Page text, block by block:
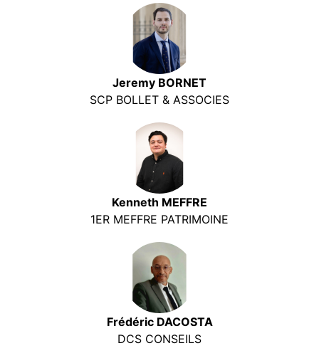
Jeremy BORNET
SCP BOLLET & ASSOCIES
Kenneth MEFFRE
1ER MEFFRE PATRIMOINE
Frédéric DACOSTA
DCS CONSEILS